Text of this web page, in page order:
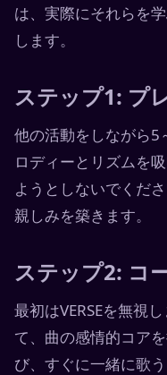
は、実際にそれらを
します。
ステップ1: プ
他の活動をしながら5
ロディーとリズムを
ようとしないでくだ
親しみを築きます。
ステップ2: コ
最初はVERSEを無視
て、曲の感情的コア
び、すぐに一緒に歌う